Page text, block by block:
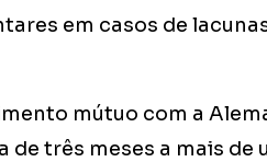
em casos de
mútuo com a
três meses a mais de